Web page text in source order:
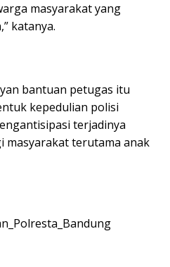
masyarakat yang
katanya.
bantuan petugas itu
kepedulian polisi
terjadinya
masyarakat terutama anak